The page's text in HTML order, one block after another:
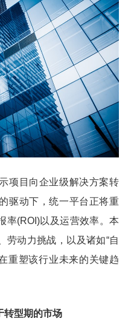
项目向企业级解决方案转
驱动下，统一平台正将重
率(ROI)以及运营效率。本
劳动力挑战，以及诸如“自
重塑该行业未来的关键趋
转型期的市场